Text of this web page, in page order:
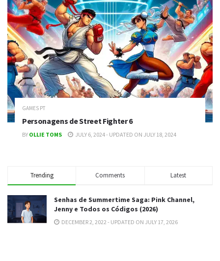
GAMES PT
Personagens de Street Fighter 6
BY OLLIE TOMS JULY 6, 2024 - UPDATED ON JULY 18, 2024
Trending Comments Latest
Senhas de Summertime Saga: Pink Channel,
Jenny e Todos os Códigos (2026)
DECEMBER 2, 2022 - UPDATED ON JULY 17, 2026